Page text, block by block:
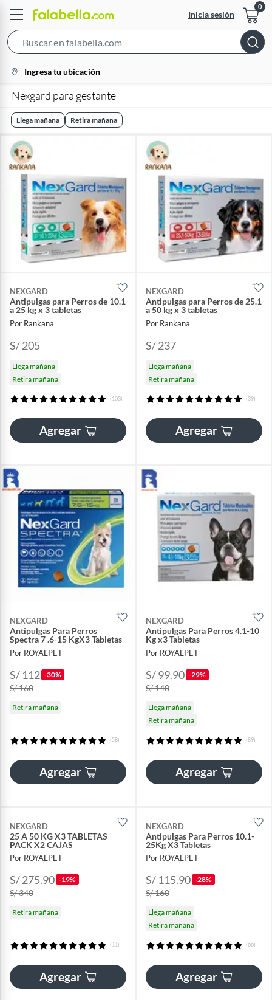
Inicia sesión
Bar
location-
icon
Ingresa tu ubicación
Nexgard para gestante
Llega mañana Retira mañana
NEXGARD
Antipulgas para Perros de 10.1
a 25 kg x 3 tabletas
Por Rankana
S/ 205
Llega mañana
Retira mañana
(103)
Agregar
NEXGARD
Antipulgas para Perros de 25.1
a 50 kg x 3 tabletas
Por Rankana
S/ 237
Llega mañana
Retira mañana
(39)
Agregar
NEXGARD
Antipulgas Para Perros
Spectra 7 .6-15 KgX3 Tabletas
Por ROYALPET
S/ 112 -30%
S/ 160
Retira mañana
(58)
Agregar
NEXGARD
Antipulgas Para Perros 4.1-10
Kg x3 Tabletas
Por ROYALPET
S/ 99.90 -29%
S/ 140
Llega mañana
Retira mañana
(89)
Agregar
NEXGARD
25 A 50 KG X3 TABLETAS
PACK X2 CAJAS
Por ROYALPET
S/ 275.90 -19%
S/ 340
Retira mañana
(11)
Agregar
NEXGARD
Antipulgas Para Perros 10.1-
25Kg X3 Tabletas
Por ROYALPET
S/ 115.90 -28%
S/ 160
Llega mañana
Retira mañana
(66)
Agregar